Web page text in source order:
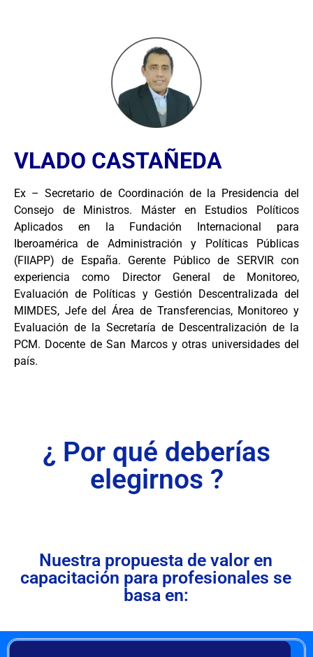
VLADO CASTAÑEDA
Ex – Secretario de Coordinación de la Presidencia del
Consejo de Ministros. Máster en Estudios Políticos
Aplicados en la Fundación Internacional para
Iberoamérica de Administración y Políticas Públicas
(FIIAPP) de España. Gerente Público de SERVIR con
experiencia como Director General de Monitoreo,
Evaluación de Políticas y Gestión Descentralizada del
MIMDES, Jefe del Área de Transferencias, Monitoreo y
Evaluación de la Secretaría de Descentralización de la
PCM. Docente de San Marcos y otras universidades del
país.
¿ Por qué deberías
elegirnos ?
Nuestra propuesta de valor en
capacitación para profesionales se
basa en: